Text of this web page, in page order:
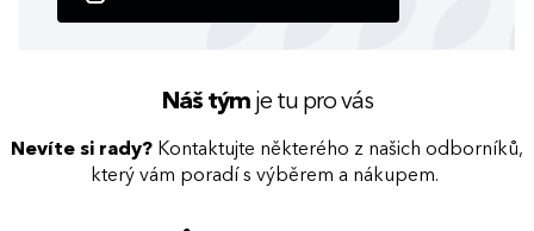
Náš týmje tu pro vás
Nevíte si rady? Kontaktujte některého z našich odborníků,
který vám poradí s výběrem a nákupem.